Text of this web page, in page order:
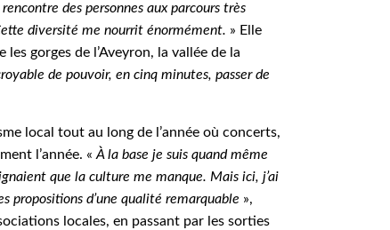
rencontre des personnes aux parcours très
diversité me nourrit énormément. » Elle
gorges de l’Aveyron, la vallée de la
de pouvoir, en cinq minutes, passer de
local tout au long de l’année où concerts,
l’année. « À la base je suis quand même
que la culture me manque. Mais ici, j’ai
propositions d’une qualité remarquable »,
locales, en passant par les sorties